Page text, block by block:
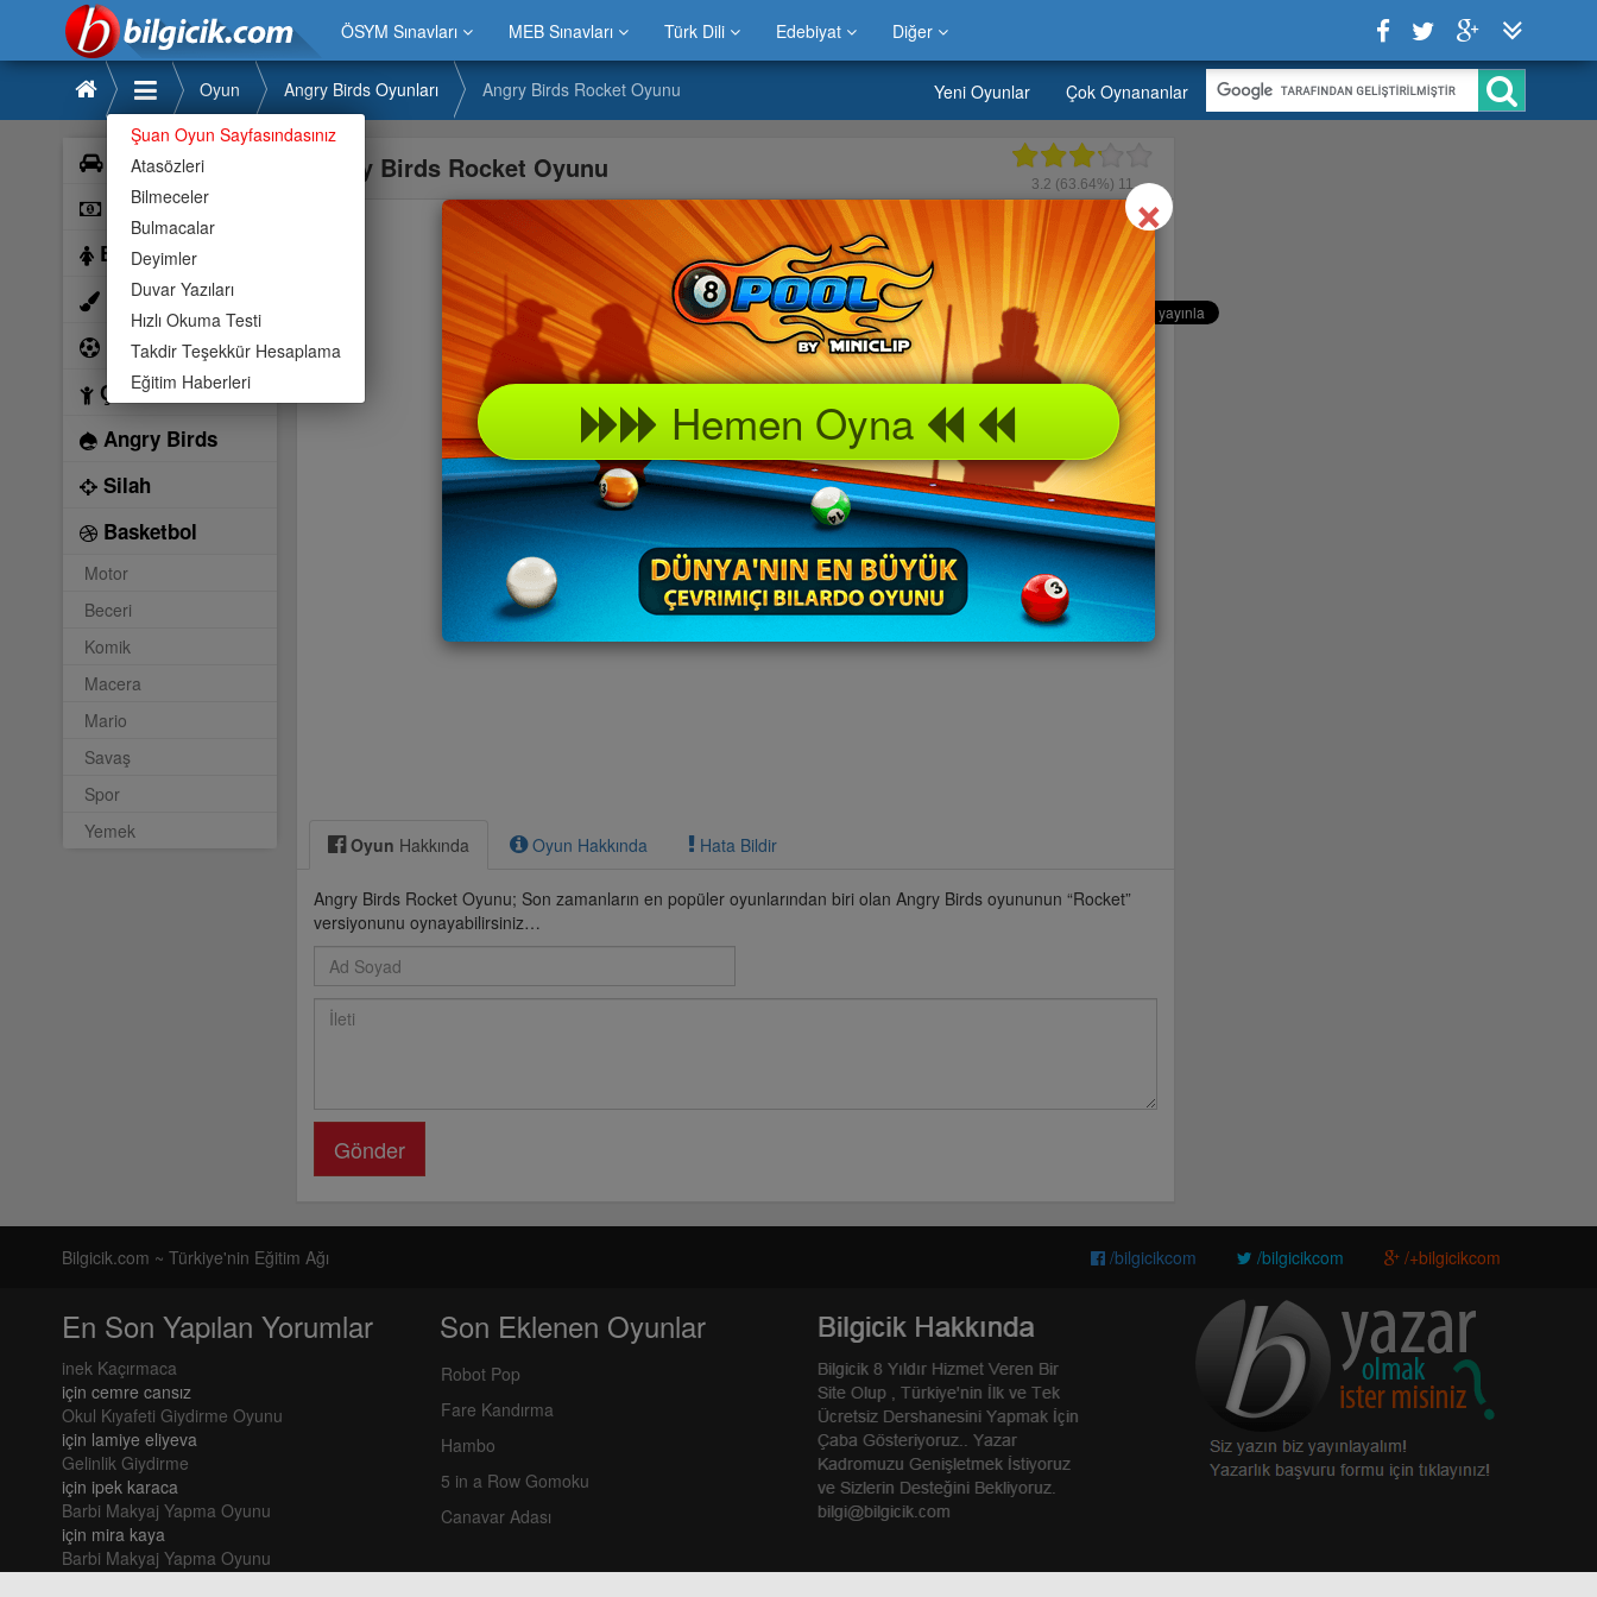
ÖSYM Sınavları MEB Sınavları Türk Dili Edebiyat Diğer
Şuan Oyun Sayfasındasınız
Atasözleri
Bilmeceler
Bulmacalar
Deyimler
Duvar Yazıları
Hızlı Okuma Testi
Takdir Teşekkür Hesaplama
Eğitim Haberleri
Oyun Angry Birds Oyunları Angry Birds Rocket Oyunu Yeni Oyunlar Çok Oynananlar
Araba
Bilardo
Barbie
Boyama
Futbol
Çocuk
Angry Birds
Silah
Basketbol
Motor
Beceri
Komik
Macera
Mario
Savaş
Spor
Yemek
Angry Birds Rocket Oyunu 3.2 (63.64%) 11
Oyun Hakkında Oyun Hakkında Hata Bildir
Angry Birds Rocket Oyunu; Son zamanların en popüler oyunlarından biri olan Angry Birds oyununun “Rocket”
versiyonunu oynayabilirsiniz…
Gönder
Bilgicik.com ~ Türkiye'nin Eğitim Ağı /bilgicikcom /bilgicikcom /+bilgicikcom
En Son Yapılan Yorumlar
inek Kaçırmaca
için cemre cansız
Okul Kıyafeti Giydirme Oyunu
için lamiye eliyeva
Gelinlik Giydirme
için ipek karaca
Barbi Makyaj Yapma Oyunu
için mira kaya
Barbi Makyaj Yapma Oyunu
Son Eklenen Oyunlar
Robot Pop
Fare Kandırma
Hambo
5 in a Row Gomoku
Canavar Adası
×Close
Hemen Oyna